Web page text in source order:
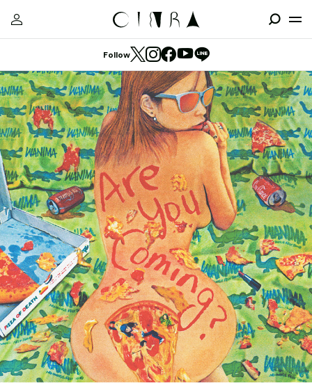
Follow